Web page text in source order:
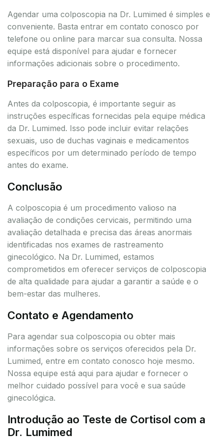
Agendar uma colposcopia na Dr. Lumimed é simples e
conveniente. Basta entrar em contato conosco por
telefone ou online para marcar sua consulta. Nossa
equipe está disponível para ajudar e fornecer
informações adicionais sobre o procedimento.
Preparação para o Exame
Antes da colposcopia, é importante seguir as
instruções específicas fornecidas pela equipe médica
da Dr. Lumimed. Isso pode incluir evitar relações
sexuais, uso de duchas vaginais e medicamentos
específicos por um determinado período de tempo
antes do exame.
Conclusão
A colposcopia é um procedimento valioso na
avaliação de condições cervicais, permitindo uma
avaliação detalhada e precisa das áreas anormais
identificadas nos exames de rastreamento
ginecológico. Na Dr. Lumimed, estamos
comprometidos em oferecer serviços de colposcopia
de alta qualidade para ajudar a garantir a saúde e o
bem-estar das mulheres.
Contato e Agendamento
Para agendar sua colposcopia ou obter mais
informações sobre os serviços oferecidos pela Dr.
Lumimed, entre em contato conosco hoje mesmo.
Nossa equipe está aqui para ajudar e fornecer o
melhor cuidado possível para você e sua saúde
ginecológica.
Introdução ao Teste de Cortisol com a
Dr. Lumimed